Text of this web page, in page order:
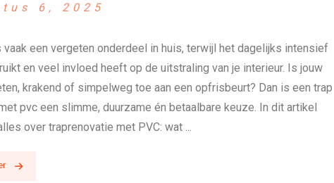
6, 2025
vaak een vergeten onderdeel in huis, terwijl het dagelijks intensief
en veel invloed heeft op de uitstraling van je interieur. Is jouw
krakend of simpelweg toe aan een opfrisbeurt? Dan is een trap
pvc een slimme, duurzame én betaalbare keuze. In dit artikel
over traprenovatie met PVC: wat ...